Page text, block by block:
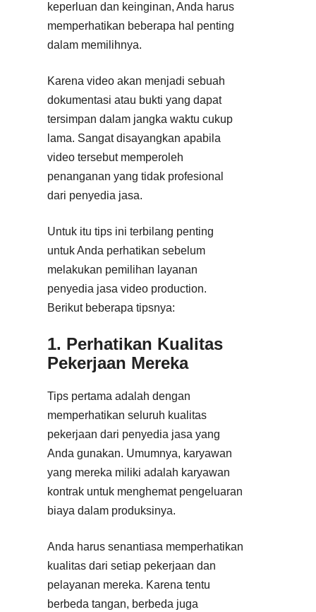
keperluan dan keinginan, Anda harus
memperhatikan beberapa hal penting
dalam memilihnya.
Karena video akan menjadi sebuah
dokumentasi atau bukti yang dapat
tersimpan dalam jangka waktu cukup
lama. Sangat disayangkan apabila
video tersebut memperoleh
penanganan yang tidak profesional
dari penyedia jasa.
Untuk itu tips ini terbilang penting
untuk Anda perhatikan sebelum
melakukan pemilihan layanan
penyedia jasa video production.
Berikut beberapa tipsnya:
1. Perhatikan Kualitas
Pekerjaan Mereka
Tips pertama adalah dengan
memperhatikan seluruh kualitas
pekerjaan dari penyedia jasa yang
Anda gunakan. Umumnya, karyawan
yang mereka miliki adalah karyawan
kontrak untuk menghemat pengeluaran
biaya dalam produksinya.
Anda harus senantiasa memperhatikan
kualitas dari setiap pekerjaan dan
pelayanan mereka. Karena tentu
berbeda tangan, berbeda juga